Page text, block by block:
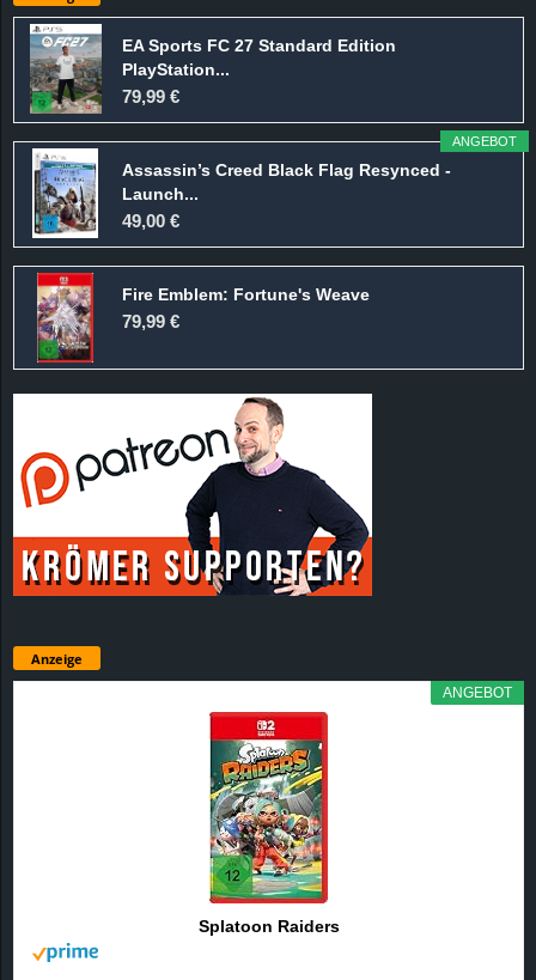
EA Sports FC 27 Standard Edition
PlayStation...
79,99 €
ANGEBOT
Assassin’s Creed Black Flag Resynced -
Launch...
49,00 €
Fire Emblem: Fortune's Weave
79,99 €
Anzeige
ANGEBOT
Splatoon Raiders